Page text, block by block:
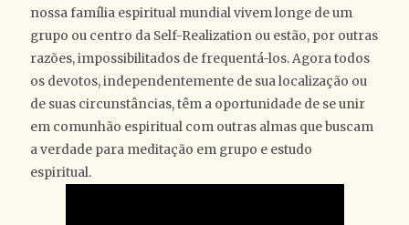
nossa família espiritual mundial vivem longe de um
grupo ou centro da Self-Realization ou estão, por outras
razões, impossibilitados de frequentá-los. Agora todos
os devotos, independentemente de sua localização ou
de suas circunstâncias, têm a oportunidade de se unir
em comunhão espiritual com outras almas que buscam
a verdade para meditação em grupo e estudo
espiritual.